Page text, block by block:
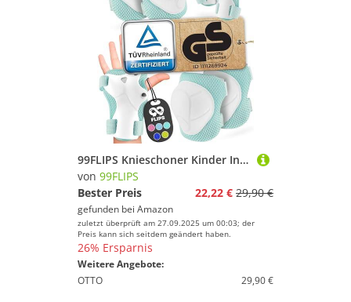
99FLIPS Knieschoner Kinder Inliner Schoner Kinder - Protektoren - Flash - Größe S/M Mint - Knieschützer, Ellenbogenschützer & Handschützer - Schoner Set Schützer Inliner
von 99FLIPS
Bester Preis
22,22 € 29,90 €
gefunden bei Amazon
zuletzt überprüft am 27.09.2025 um 00:03; der
Preis kann sich seitdem geändert haben.
26% Ersparnis
Weitere Angebote:
OTTO
29,90 €